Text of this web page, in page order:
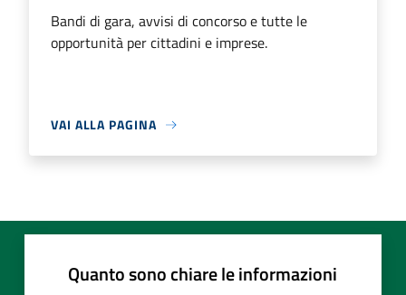
Bandi di gara, avvisi di concorso e tutte le
opportunità per cittadini e imprese.
VAI ALLA PAGINA
Quanto sono chiare le informazioni